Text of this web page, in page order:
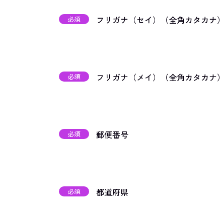
必須 フリガナ（セイ）（全角カタカナ）
必須 フリガナ（メイ）（全角カタカナ）
必須 郵便番号
必須 都道府県